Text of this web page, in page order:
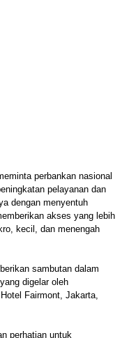
perbankan nasional
pelayanan dan
dengan menyentuh
akses yang lebih
kecil, dan menengah
sambutan dalam
digelar oleh
Fairmont, Jakarta,
perhatian untuk